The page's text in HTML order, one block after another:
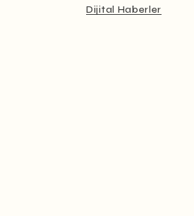
Dijital Haberler